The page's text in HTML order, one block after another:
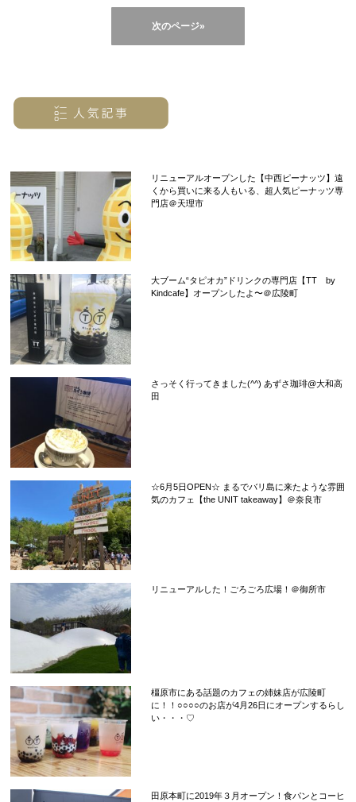
次のページ»
リニューアルオープンした【中西ピーナッツ】遠
くから買いに来る人もいる、超人気ピーナッツ専
門店＠天理市
大ブーム“タピオカ”ドリンクの専門店【TT by
Kindcafe】オープンしたよ〜＠広陵町
さっそく行ってきました(^^) あずさ珈琲@大和高
田
☆6月5日OPEN☆ まるでバリ島に来たような雰囲
気のカフェ【the UNIT takeaway】＠奈良市
リニューアルした！ごろごろ広場！＠御所市
橿原市にある話題のカフェの姉妹店が広陵町
に！！○○○○のお店が4月26日にオープンするらし
い・・・♡
田原本町に2019年３月オープン！食パンとコーヒ